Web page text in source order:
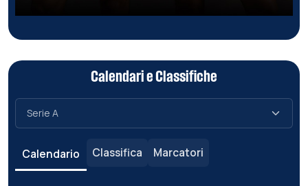
Calendari e Classifiche
Calendario Classifica Marcatori